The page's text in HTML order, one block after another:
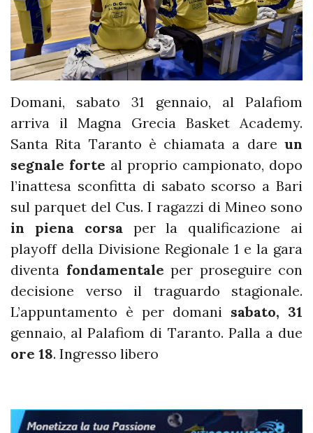
Domani, sabato 31 gennaio, al Palafiom
arriva il Magna Grecia Basket Academy.
Santa Rita Taranto è chiamata a dare un
segnale forte al proprio campionato, dopo
l’inattesa sconfitta di sabato scorso a Bari
sul parquet del Cus. I ragazzi di Mineo sono
in piena corsaper la qualificazione ai
playoff della Divisione Regionale 1 e la gara
diventa fondamentale per proseguire con
decisione verso il traguardo stagionale.
L’appuntamento è per domani sabato, 31
gennaio, al Palafiom di Taranto. Palla a due
ore 18. Ingresso libero